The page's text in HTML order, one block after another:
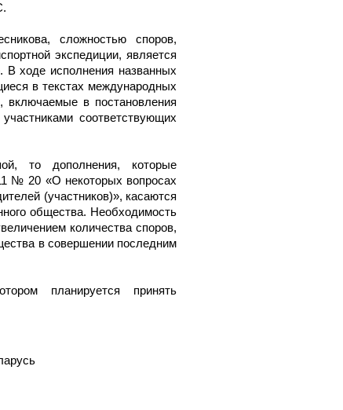
сложностью споров,
экспедиции, является
В ходе исполнения названных
в текстах международных
включаемые в постановления
соответствующих
то дополнения, которые
№ 20 «О некоторых вопросах
(участников)», касаются
общества. Необходимость
количества споров,
в совершении последним
планируется принять